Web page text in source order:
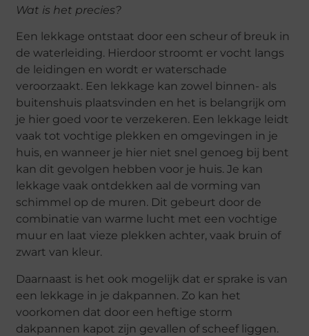
Wat is het precies?
Een lekkage ontstaat door een scheur of breuk in
de waterleiding. Hierdoor stroomt er vocht langs
de leidingen en wordt er waterschade
veroorzaakt. Een lekkage kan zowel binnen- als
buitenshuis plaatsvinden en het is belangrijk om
je hier goed voor te verzekeren. Een lekkage leidt
vaak tot vochtige plekken en omgevingen in je
huis, en wanneer je hier niet snel genoeg bij bent
kan dit gevolgen hebben voor je huis. Je kan
lekkage vaak ontdekken aal de vorming van
schimmel op de muren. Dit gebeurt door de
combinatie van warme lucht met een vochtige
muur en laat vieze plekken achter, vaak bruin of
zwart van kleur.
Daarnaast is het ook mogelijk dat er sprake is van
een lekkage in je dakpannen. Zo kan het
voorkomen dat door een heftige storm
dakpannen kapot zijn gevallen of scheef liggen.